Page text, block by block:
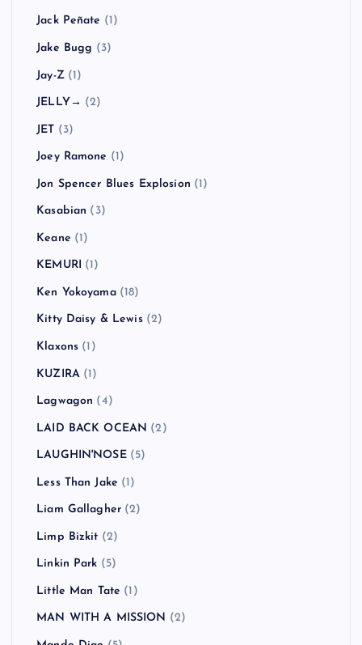
Jack Peñate (1)
Jake Bugg (3)
Jay-Z(1)
JELLY→ (2)
JET (3)
Joey Ramone (1)
Jon Spencer Blues Explosion (1)
Kasabian (3)
Keane (1)
KEMURI (1)
Ken Yokoyama(18)
Kitty Daisy & Lewis(2)
Klaxons (1)
KUZIRA(1)
Lagwagon (4)
LAID BACK OCEAN (2)
LAUGHIN'NOSE(5)
Less Than Jake (1)
Liam Gallagher (2)
Limp Bizkit (2)
Linkin Park (5)
Little Man Tate (1)
MAN WITH A MISSION (2)